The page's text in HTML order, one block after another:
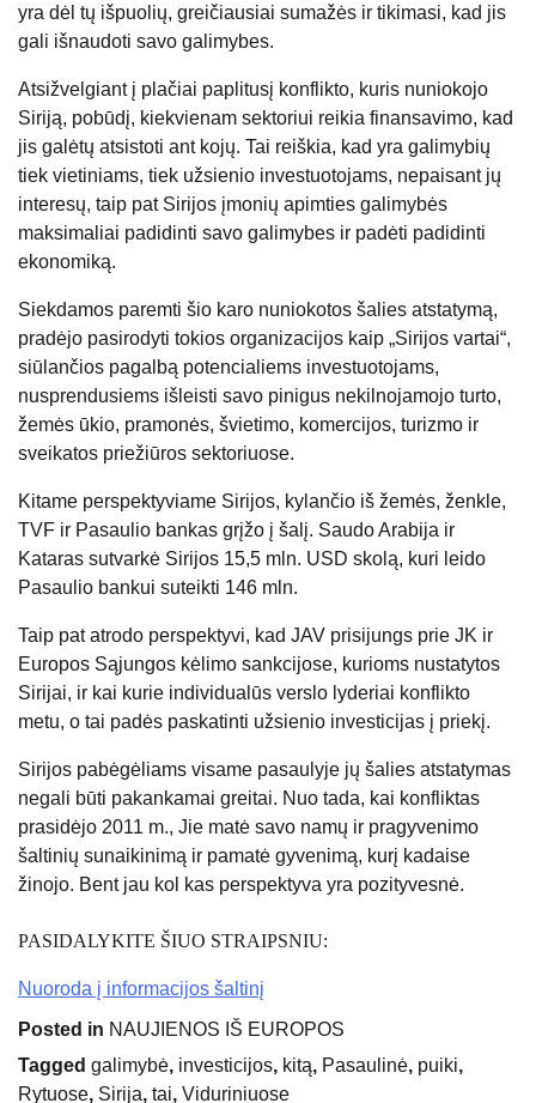
yra dėl tų išpuolių, greičiausiai sumažės ir tikimasi, kad jis
gali išnaudoti savo galimybes.
Atsižvelgiant į plačiai paplitusį konflikto, kuris nuniokojo
Siriją, pobūdį, kiekvienam sektoriui reikia finansavimo, kad
jis galėtų atsistoti ant kojų. Tai reiškia, kad yra galimybių
tiek vietiniams, tiek užsienio investuotojams, nepaisant jų
interesų, taip pat Sirijos įmonių apimties galimybės
maksimaliai padidinti savo galimybes ir padėti padidinti
ekonomiką.
Siekdamos paremti šio karo nuniokotos šalies atstatymą,
pradėjo pasirodyti tokios organizacijos kaip „Sirijos vartai“,
siūlančios pagalbą potencialiems investuotojams,
nusprendusiems išleisti savo pinigus nekilnojamojo turto,
žemės ūkio, pramonės, švietimo, komercijos, turizmo ir
sveikatos priežiūros sektoriuose.
Kitame perspektyviame Sirijos, kylančio iš žemės, ženkle,
TVF ir Pasaulio bankas grįžo į šalį. Saudo Arabija ir
Kataras sutvarkė Sirijos 15,5 mln. USD skolą, kuri leido
Pasaulio bankui suteikti 146 mln.
Taip pat atrodo perspektyvi, kad JAV prisijungs prie JK ir
Europos Sąjungos kėlimo sankcijose, kurioms nustatytos
Sirijai, ir kai kurie individualūs verslo lyderiai konflikto
metu, o tai padės paskatinti užsienio investicijas į priekį.
Sirijos pabėgėliams visame pasaulyje jų šalies atstatymas
negali būti pakankamai greitai. Nuo tada, kai konfliktas
prasidėjo 2011 m., Jie matė savo namų ir pragyvenimo
šaltinių sunaikinimą ir pamatė gyvenimą, kurį kadaise
žinojo. Bent jau kol kas perspektyva yra pozityvesnė.
PASIDALYKITE ŠIUO STRAIPSNIU:
Nuoroda į informacijos šaltinį
Posted in NAUJIENOS IŠ EUROPOS
Tagged galimybė, investicijos, kitą, Pasaulinė, puiki,
Rytuose, Sirija, tai, Viduriniuose